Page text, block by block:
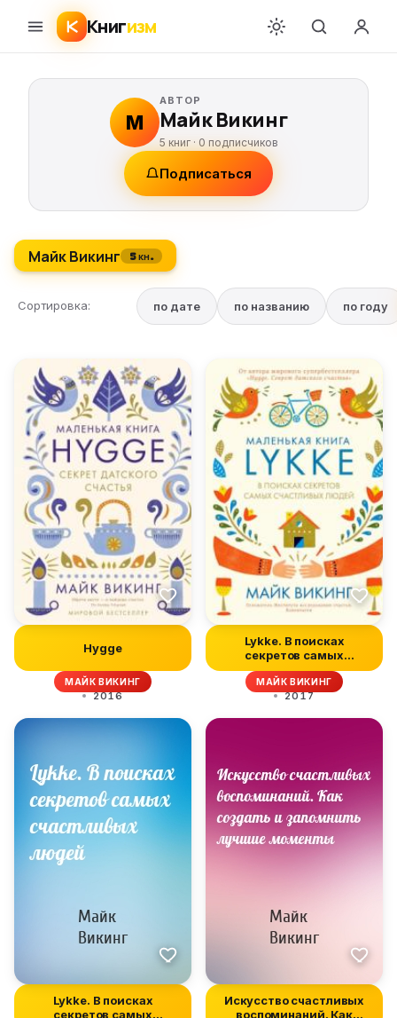
Книгизм
М
АВТОР
Майк Викинг
5 книг · 0 подписчиков
Подписаться
Майк Викинг 5 кн.
Сортировка: по дате по названию по году
Hygge
МАЙК ВИКИНГ
2016
Lykke. В поисках
секретов самых
счастливых людей
МАЙК ВИКИНГ
2017
Lykke. В поисках
секретов самых
Искусство счастливых
воспоминаний. Как